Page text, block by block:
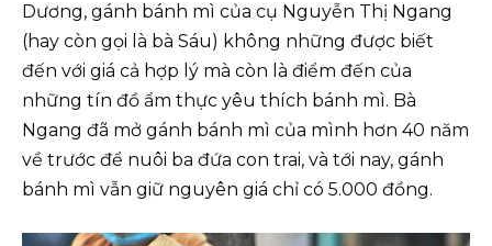
Dương, gánh bánh mì của cụ Nguyễn Thị Ngang
(hay còn gọi là bà Sáu) không những được biết
đến với giá cả hợp lý mà còn là điểm đến của
những tín đồ ẩm thực yêu thích bánh mì. Bà
Ngang đã mở gánh bánh mì của mình hơn 40 năm
về trước để nuôi ba đứa con trai, và tới nay, gánh
bánh mì vẫn giữ nguyên giá chỉ có 5.000 đồng.